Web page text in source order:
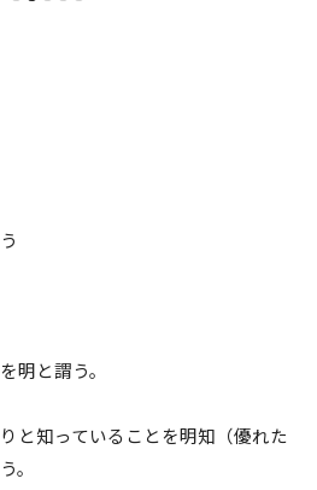
明と謂う。
と知っていることを明知（優れた
。